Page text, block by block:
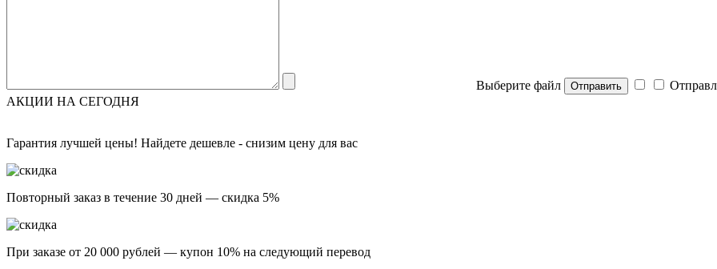
Выберите файл Отправить
АКЦИИ НА СЕГОДНЯ
Гарантия лучшей цены! Найдете дешевле - снизим цену для вас
Повторный заказ в течение 30 дней — скидка 5%
При заказе от 20 000 рублей — купон 10% на следующий перевод